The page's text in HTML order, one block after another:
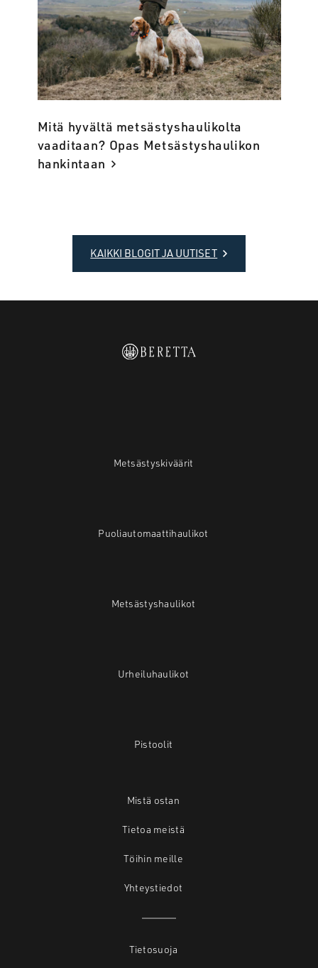
Mitä hyvältä metsästyshaulikolta
vaaditaan? Opas Metsästyshaulikon
hankintaan
KAIKKI BLOGIT JA UUTISET
Metsästyskiväärit
Puoliautomaattihaulikot
Metsästyshaulikot
Urheiluhaulikot
Pistoolit
Mistä ostan
Tietoa meistä
Töihin meille
Yhteystiedot
Tietosuoja